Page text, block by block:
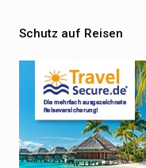
Schutz auf Reisen